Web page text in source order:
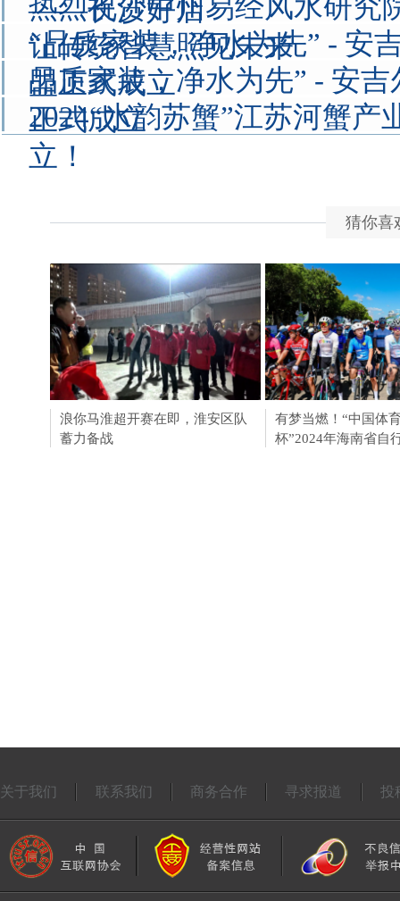
——长沙好店
热烈祝贺中州易经风水研
让传统智慧照见未来
“品质家装，净水为先” - 安
盟正式成立
品质家装，净水为先” - 安
正式成立
2024“水韵苏蟹”江苏河蟹产
立！
猜你喜
浪你马淮超开赛在即，淮安区队
蓄力备战
淮安成功举办第四届
会211个签约项目 总
有梦当燃！“中国体
杯”2024年海南省自
关于我们 联系我们 商务合作 寻求报道 投